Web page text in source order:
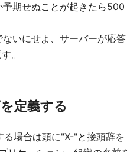
期せぬことが起きたら500
いにせよ、サーバーが応答
。
定義する
場合は頭に"X-"と接頭辞を